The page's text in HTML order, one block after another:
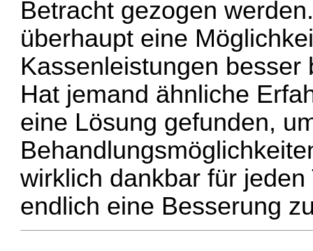
Betracht gezogen
überhaupt eine
Kassenleistungen besser
Hat jemand ähnliche
eine Lösung gefunden,
wirklich dankbar für
endlich eine Besserung